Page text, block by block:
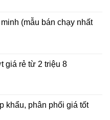
(mẫu bán chạy nhất
giá rẻ từ 2 triệu 8
khẩu, phân phối giá tốt